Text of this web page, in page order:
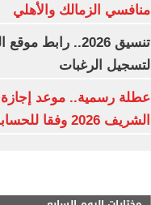
منافسي الزمالك والأهلي
تنسيق 2026.. رابط
لتسجيل الرغبات
عطلة رسمية.. موعد إجازة
الشريف 2026 وفقا للحسابات الفلكية